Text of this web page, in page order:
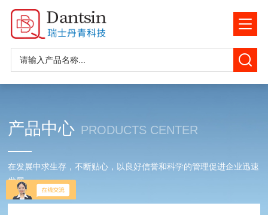
产品中心 PRODUCTS CENTER
在发展中求生存，不断贴心，以良好信誉和科学的管理促进企业迅速
发展